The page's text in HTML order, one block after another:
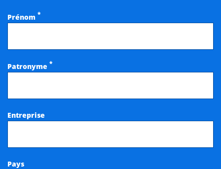
Prénom *
Patronyme *
Entreprise
Pays